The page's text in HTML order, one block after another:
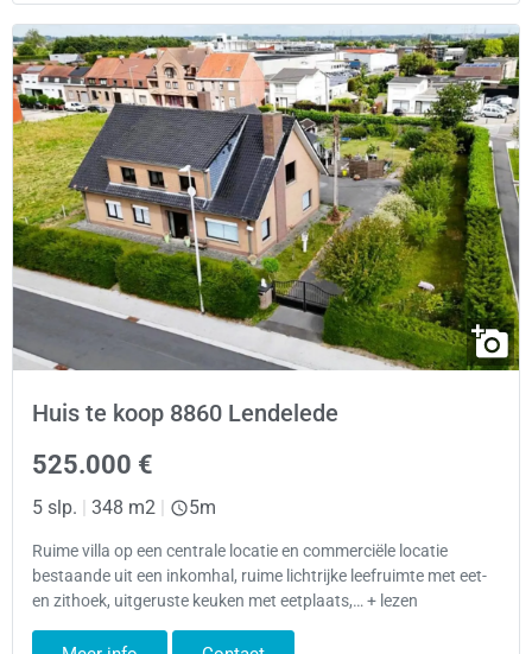
Huis te koop 8860 Lendelede
525.000 €
5 slp. | 348 m2 | 5m
Ruime villa op een centrale locatie en commerciële locatie
bestaande uit een inkomhal, ruime lichtrijke leefruimte met eet-
en zithoek, uitgeruste keuken met eetplaats,… + lezen